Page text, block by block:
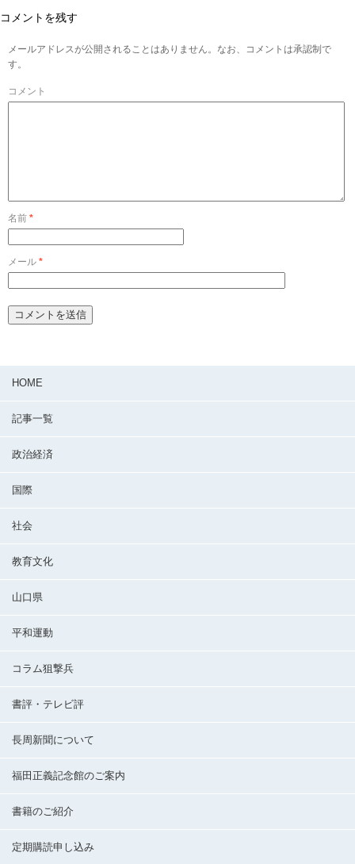
コメントを残す
メールアドレスが公開されることはありません。なお、コメントは承認制で
す。
コメント
名前 *
メール *
HOME
記事一覧
政治経済
国際
社会
教育文化
山口県
平和運動
コラム狙撃兵
書評・テレビ評
長周新聞について
福田正義記念館のご案内
書籍のご紹介
定期購読申し込み